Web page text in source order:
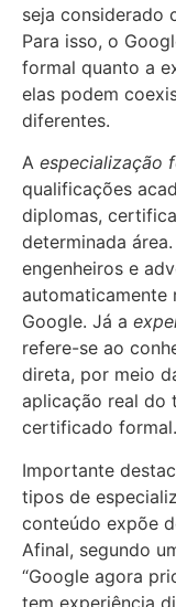
seja considerado
Para isso, o
formal quanto a
elas podem
diferentes.
A especialização
qualificações
diplomas,
determinada
engenheiros e
automaticamente
Google. Já a
refere-se ao
direta, por meio
aplicação real do
certificado formal.
Importante
tipos de
conteúdo expõe
Afinal, segundo
“Google agora
tem experiência